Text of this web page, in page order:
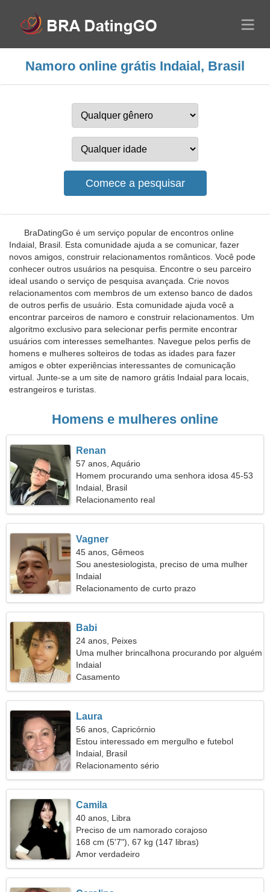
Namoro online grátis Indaial, Brasil
BraDatingGo é um serviço popular de encontros online
Indaial, Brasil. Esta comunidade ajuda a se comunicar, fazer
novos amigos, construir relacionamentos românticos. Você pode
conhecer outros usuários na pesquisa. Encontre o seu parceiro
ideal usando o serviço de pesquisa avançada. Crie novos
relacionamentos com membros de um extenso banco de dados
de outros perfis de usuário. Esta comunidade ajuda você a
encontrar parceiros de namoro e construir relacionamentos. Um
algoritmo exclusivo para selecionar perfis permite encontrar
usuários com interesses semelhantes. Navegue pelos perfis de
homens e mulheres solteiros de todas as idades para fazer
amigos e obter experiências interessantes de comunicação
virtual. Junte-se a um site de namoro grátis Indaial para locais,
estrangeiros e turistas.
Homens e mulheres online
Renan
57 anos, Aquário
Homem procurando uma senhora idosa 45-53
Indaial, Brasil
Relacionamento real
Vagner
45 anos, Gêmeos
Sou anestesiologista, preciso de uma mulher
elegante
Indaial
Relacionamento de curto prazo
Babi
24 anos, Peixes
Uma mulher brincalhona procurando por alguém
como você
Indaial
Casamento
Laura
56 anos, Capricórnio
Estou interessado em mergulho e futebol
Indaial, Brasil
Relacionamento sério
Camila
40 anos, Libra
Preciso de um namorado corajoso
168 cm (5'7"), 67 kg (147 libras)
Amor verdadeiro